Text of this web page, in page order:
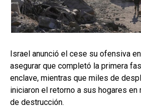
Israel anunció el cese su ofensiva
asegurar que completó la primera
enclave, mientras que miles de
iniciaron el retorno a sus hogares en
de destrucción.